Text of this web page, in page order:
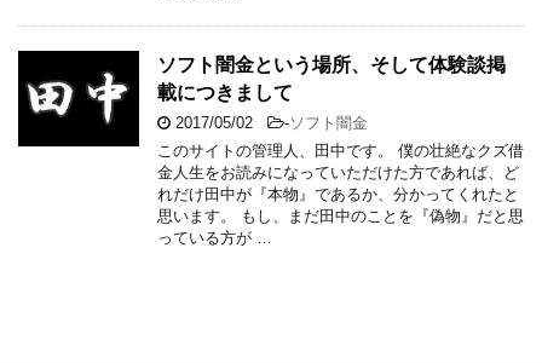
ソフト闇金という場所、そして体験談掲
載につきまして
2017/05/02 -ソフト闇金
このサイトの管理人、田中です。 僕の壮絶なクズ借
金人生をお読みになっていただけた方であれば、ど
れだけ田中が『本物』であるか、分かってくれたと
思います。 もし、まだ田中のことを『偽物』だと思
っている方が …